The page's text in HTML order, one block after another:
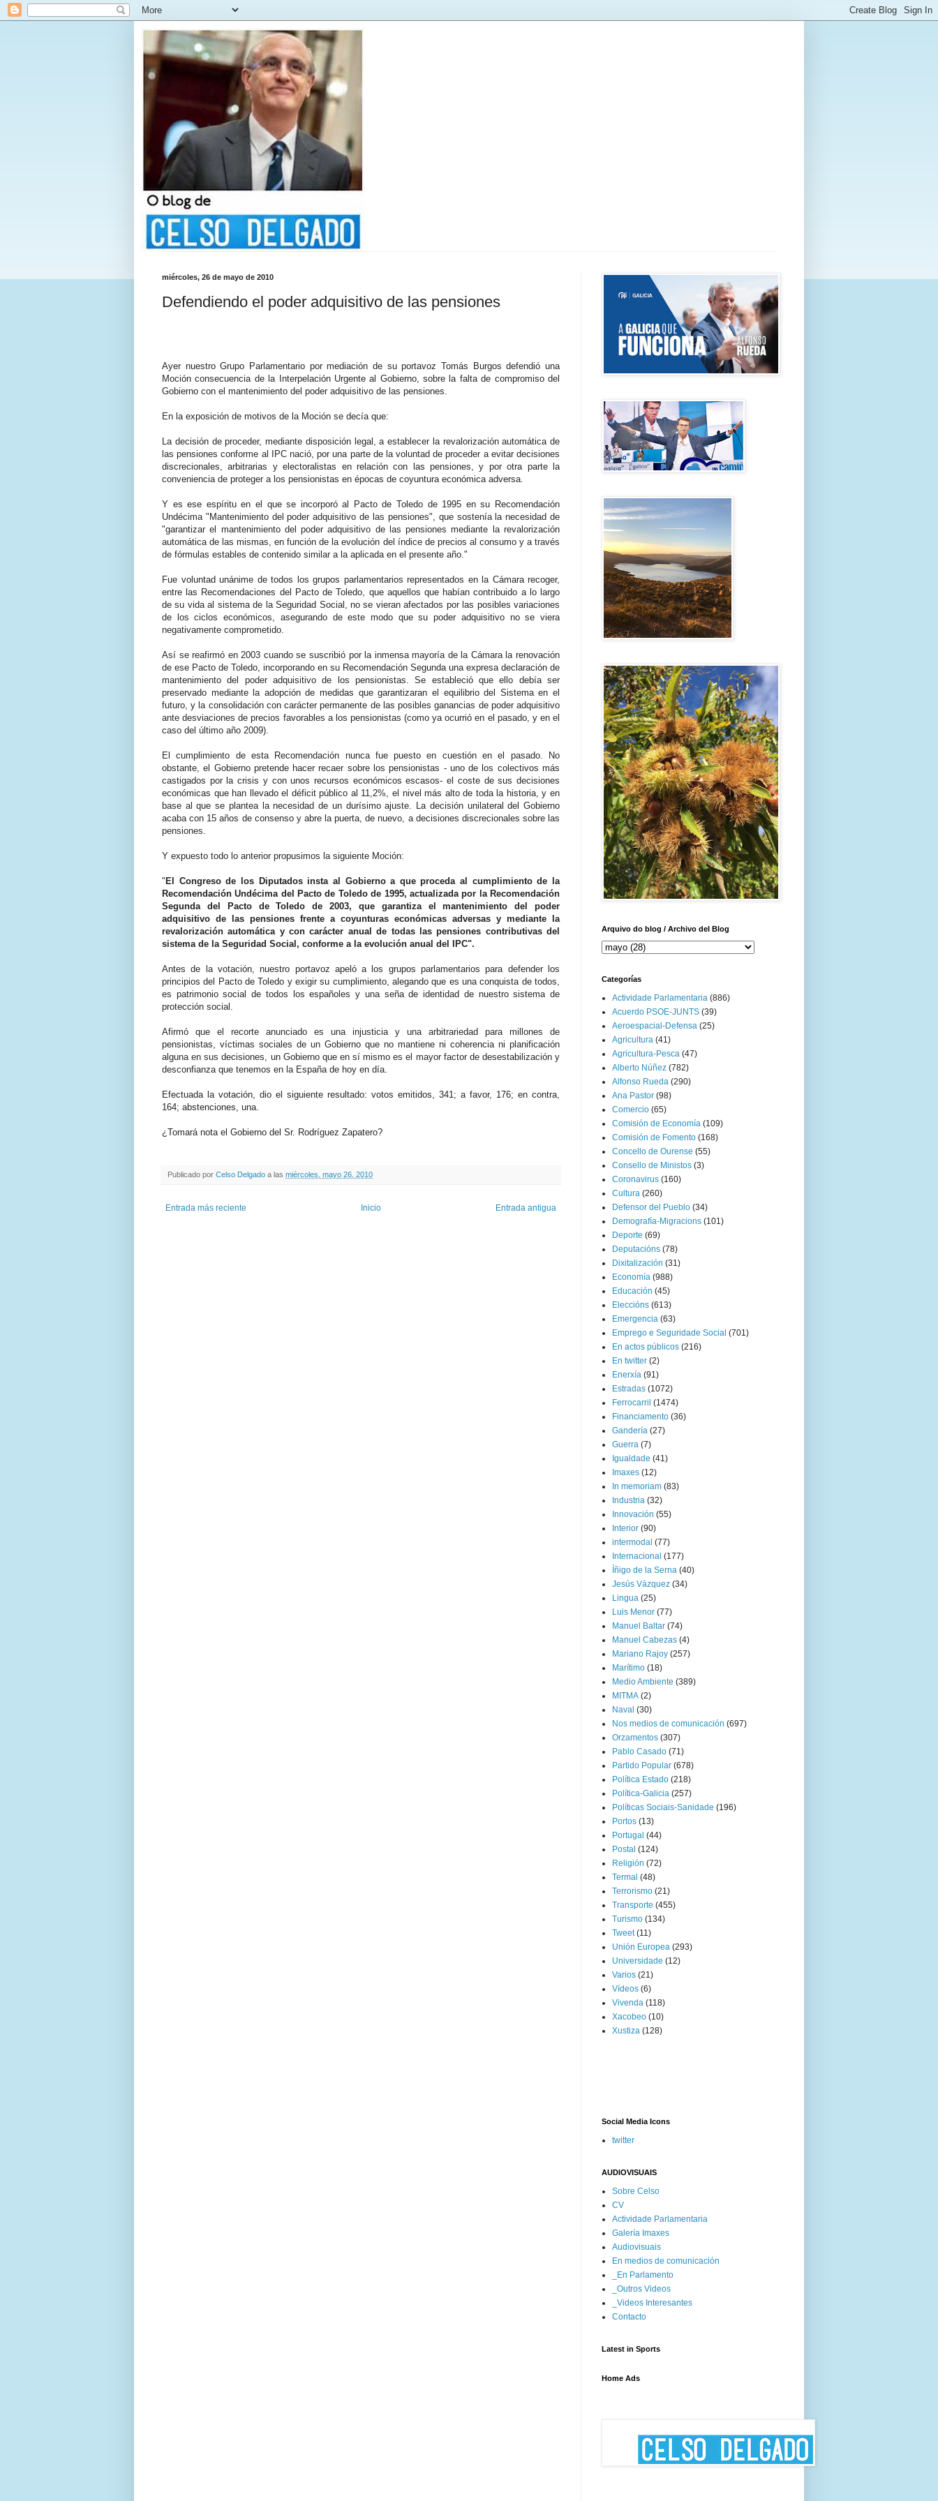
miércoles, 26 de mayo de 2010
Defendiendo el poder adquisitivo de las pensiones
Ayer nuestro Grupo Parlamentario por mediación de su portavoz Tomás Burgos defendió una
Moción consecuencia de la Interpelación Urgente al Gobierno, sobre la falta de compromiso del
Gobierno con el mantenimiento del poder adquisitivo de las pensiones.
En la exposición de motivos de la Moción se decía que:
La decisión de proceder, mediante disposición legal, a establecer la revalorización automática de
las pensiones conforme al IPC nació, por una parte de la voluntad de proceder a evitar decisiones
discrecionales, arbitrarias y electoralistas en relación con las pensiones, y por otra parte la
conveniencia de proteger a los pensionistas en épocas de coyuntura económica adversa.
Y es ese espíritu en el que se incorporó al Pacto de Toledo de 1995 en su Recomendación
Undécima "Mantenimiento del poder adquisitivo de las pensiones", que sostenía la necesidad de
"garantizar el mantenimiento del poder adquisitivo de las pensiones mediante la revalorización
automática de las mismas, en función de la evolución del índice de precios al consumo y a través
de fórmulas estables de contenido similar a la aplicada en el presente año."
Fue voluntad unánime de todos los grupos parlamentarios representados en la Cámara recoger,
entre las Recomendaciones del Pacto de Toledo, que aquellos que habían contribuido a lo largo
de su vida al sistema de la Seguridad Social, no se vieran afectados por las posibles variaciones
de los ciclos económicos, asegurando de este modo que su poder adquisitivo no se viera
negativamente comprometido.
Así se reafirmó en 2003 cuando se suscribió por la inmensa mayoría de la Cámara la renovación
de ese Pacto de Toledo, incorporando en su Recomendación Segunda una expresa declaración de
mantenimiento del poder adquisitivo de los pensionistas. Se estableció que ello debía ser
preservado mediante la adopción de medidas que garantizaran el equilibrio del Sistema en el
futuro, y la consolidación con carácter permanente de las posibles ganancias de poder adquisitivo
ante desviaciones de precios favorables a los pensionistas (como ya ocurrió en el pasado, y en el
caso del último año 2009).
El cumplimiento de esta Recomendación nunca fue puesto en cuestión en el pasado. No
obstante, el Gobierno pretende hacer recaer sobre los pensionistas - uno de los colectivos más
castigados por la crisis y con unos recursos económicos escasos- el coste de sus decisiones
económicas que han llevado el déficit público al 11,2%, el nivel más alto de toda la historia, y en
base al que se plantea la necesidad de un durísimo ajuste. La decisión unilateral del Gobierno
acaba con 15 años de consenso y abre la puerta, de nuevo, a decisiones discrecionales sobre las
pensiones.
Y expuesto todo lo anterior propusimos la siguiente Moción:
"El Congreso de los Diputados insta al Gobierno a que proceda al cumplimiento de la
Recomendación Undécima del Pacto de Toledo de 1995, actualizada por la Recomendación
Segunda del Pacto de Toledo de 2003, que garantiza el mantenimiento del poder
adquisitivo de las pensiones frente a coyunturas económicas adversas y mediante la
revalorización automática y con carácter anual de todas las pensiones contributivas del
sistema de la Seguridad Social, conforme a la evolución anual del IPC".
Antes de la votación, nuestro portavoz apeló a los grupos parlamentarios para defender los
principios del Pacto de Toledo y exigir su cumplimiento, alegando que es una conquista de todos,
es patrimonio social de todos los españoles y una seña de identidad de nuestro sistema de
protección social.
Afirmó que el recorte anunciado es una injusticia y una arbitrariedad para millones de
pensionistas, víctimas sociales de un Gobierno que no mantiene ni coherencia ni planificación
alguna en sus decisiones, un Gobierno que en sí mismo es el mayor factor de desestabilización y
desconfianza que tenemos en la España de hoy en día.
Efectuada la votación, dio el siguiente resultado: votos emitidos, 341; a favor, 176; en contra,
164; abstenciones, una.
¿Tomará nota el Gobierno del Sr. Rodríguez Zapatero?
Publicado por Celso Delgado a las miércoles, mayo 26, 2010
Entrada más reciente Entrada antigua
Inicio
Arquivo do blog / Archivo del Blog
Categorías
Actividade Parlamentaria (886)
Acuerdo PSOE-JUNTS (39)
Aeroespacial-Defensa (25)
Agricultura (41)
Agricultura-Pesca (47)
Alberto Núñez (782)
Alfonso Rueda (290)
Ana Pastor (98)
Comercio (65)
Comisión de Economía (109)
Comisión de Fomento (168)
Concello de Ourense (55)
Consello de Ministos (3)
Coronavirus (160)
Cultura (260)
Defensor del Pueblo (34)
Demografía-Migracions (101)
Deporte (69)
Deputacións (78)
Dixitalización (31)
Economía (988)
Educación (45)
Eleccións (613)
Emergencia (63)
Emprego e Seguridade Social (701)
En actos públicos (216)
En twitter (2)
Enerxía (91)
Estradas (1072)
Ferrocarril (1474)
Financiamento (36)
Gandería (27)
Guerra (7)
Igualdade (41)
Imaxes (12)
In memoriam (83)
Industria (32)
Innovación (55)
Interior (90)
intermodal (77)
Internacional (177)
Íñigo de la Serna (40)
Jesús Vázquez (34)
Lingua (25)
Luis Menor (77)
Manuel Baltar (74)
Manuel Cabezas (4)
Mariano Rajoy (257)
Marítimo (18)
Medio Ambiente (389)
MITMA (2)
Naval (30)
Nos medios de comunicación (697)
Orzamentos (307)
Pablo Casado (71)
Partido Popular (678)
Política Estado (218)
Política-Galicia (257)
Políticas Sociais-Sanidade (196)
Portos (13)
Portugal (44)
Postal (124)
Religión (72)
Termal (48)
Terrorismo (21)
Transporte (455)
Turismo (134)
Tweet (11)
Unión Europea (293)
Universidade (12)
Varios (21)
Vídeos (6)
Vivenda (118)
Xacobeo (10)
Xustiza (128)
Social Media Icons
twitter
AUDIOVISUAIS
Sobre Celso
CV
Actividade Parlamentaria
Galería Imaxes
Audiovisuais
En medios de comunicación
_En Parlamento
_Outros Videos
_Videos Interesantes
Contacto
Latest in Sports
Home Ads